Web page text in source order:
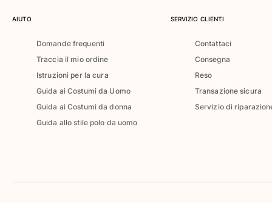
Slip Mare
Abbigliamento
AIUTO
Domande frequenti
Traccia il mio ordine
Istruzioni per la cura
Guida ai Costumi da Uomo
Guida ai Costumi da donna
Guida allo stile polo da uomo
SERVIZIO CLIENTI
Contattaci
Consegna
Reso
Transazione sicura
Servizio di